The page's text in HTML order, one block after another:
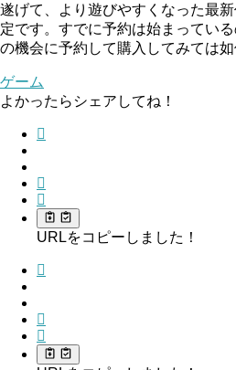
遂げて、より遊びやすくなった最
定です。すでに予約は始まってい
の機会に予約して購入してみては如
ゲーム
よかったらシェアしてね！
URLをコピーしました！